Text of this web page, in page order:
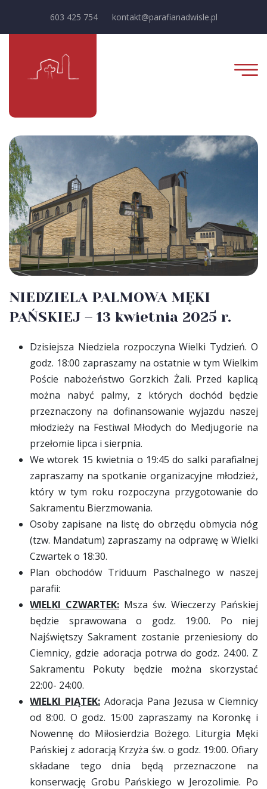
603 425 754 kontakt@parafianadwisle.pl
NIEDZIELA PALMOWA MĘKI
PAŃSKIEJ – 13 kwietnia 2025 r.
Dzisiejsza Niedziela rozpoczyna Wielki Tydzień. O
godz. 18:00 zapraszamy na ostatnie w tym Wielkim
Poście nabożeństwo Gorzkich Żali. Przed kaplicą
można nabyć palmy, z których dochód będzie
przeznaczony na dofinansowanie wyjazdu naszej
młodzieży na Festiwal Młodych do Medjugorie na
przełomie lipca i sierpnia.
We wtorek 15 kwietnia o 19:45 do salki parafialnej
zapraszamy na spotkanie organizacyjne młodzież,
który w tym roku rozpoczyna przygotowanie do
Sakramentu Bierzmowania.
Osoby zapisane na listę do obrzędu obmycia nóg
(tzw. Mandatum) zapraszamy na odprawę w Wielki
Czwartek o 18:30.
Plan obchodów Triduum Paschalnego w naszej
parafii:
WIELKI CZWARTEK: Msza św. Wieczerzy Pańskiej
będzie sprawowana o godz. 19:00. Po niej
Najświętszy Sakrament zostanie przeniesiony do
Ciemnicy, gdzie adoracja potrwa do godz. 24:00. Z
Sakramentu Pokuty będzie można skorzystać
22:00- 24:00.
WIELKI PIĄTEK: Adoracja Pana Jezusa w Ciemnicy
od 8:00. O godz. 15:00 zapraszamy na Koronkę i
Nowennę do Miłosierdzia Bożego. Liturgia Męki
Pańskiej z adoracją Krzyża św. o godz. 19:00. Ofiary
składane tego dnia będą przeznaczone na
konserwację Grobu Pańskiego w Jerozolimie. Po